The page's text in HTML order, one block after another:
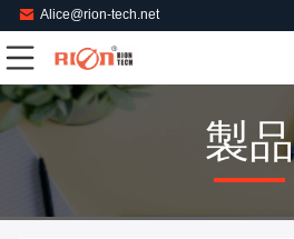
Alice@rion-tech.net
製品